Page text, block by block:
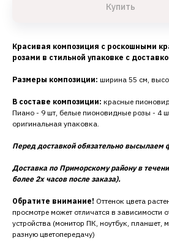
Купить
Красивая композиция с роскошными
розами в стильной упаковке с
Размеры композиции: ширина 55 см,
В составе композиции: красные
Пиано - 9 шт, белые пионовидные розы - 4
оригинальная упаковка.
Перед доставкой обязательно высылаем
Доставка по Приморскому району в
более 2х часов после заказа).
Обратите внимание! Оттенок цвета
просмотре может отличатся в зависимости
устройства (монитор ПК, ноутбук, планшет,
разную цветопередачу)